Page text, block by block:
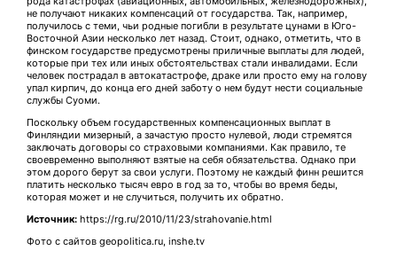
не получают никаких компенсаций от государства. Так, например,
получилось с теми, чьи родные погибли в результате цунами в Юго-
Восточной Азии несколько лет назад. Стоит, однако, отметить, что в
финском государстве предусмотрены приличные выплаты для людей,
которые при тех или иных обстоятельствах стали инвалидами. Если
человек пострадал в автокатастрофе, драке или просто ему на голову
упал кирпич, до конца его дней заботу о нем будут нести социальные
службы Суоми.
Поскольку объем государственных компенсационных выплат в
Финляндии мизерный, а зачастую просто нулевой, люди стремятся
заключать договоры со страховыми компаниями. Как правило, те
своевременно выполняют взятые на себя обязательства. Однако при
этом дорого берут за свои услуги. Поэтому не каждый финн решится
платить несколько тысяч евро в год за то, чтобы во время беды,
которая может и не случиться, получить их обратно.
Источник: https://rg.ru/2010/11/23/strahovanie.html
Фото с сайтов geopolitica.ru, inshe.tv